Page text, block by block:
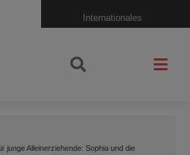
Internationales
junge Alleinerziehende: Sophia und die